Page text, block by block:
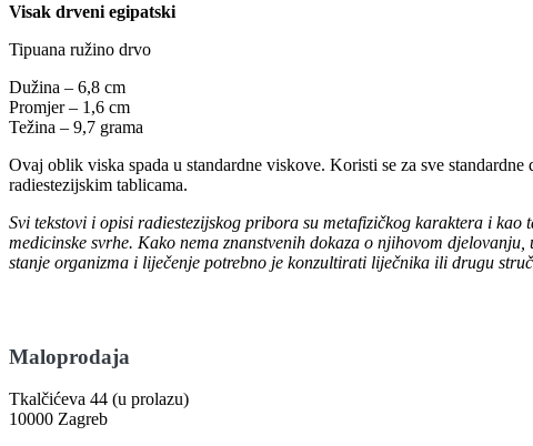
Visak drveni egipatski
Tipuana ružino drvo
Dužina – 6,8 cm
Promjer – 1,6 cm
Težina – 9,7 grama
Ovaj oblik viska spada u standardne viskove. Koristi se za sve
radiestezijskim tablicama.
Svi tekstovi i opisi radiestezijskog pribora su metafizičkog karaktera i
medicinske svrhe. Kako nema znanstvenih dokaza o njihovom
stanje organizma i liječenje potrebno je konzultirati liječnika ili drugu
Maloprodaja
Tkalčićeva 44 (u prolazu)
10000 Zagreb